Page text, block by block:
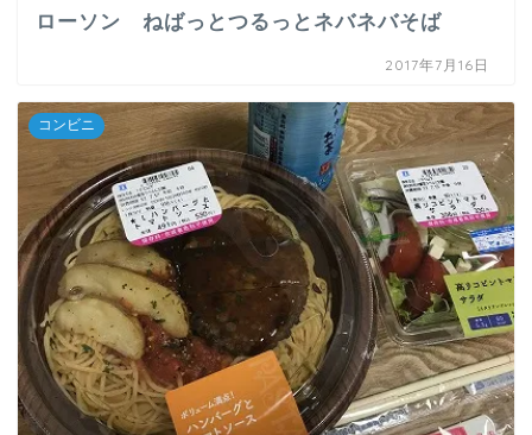
ローソン ねばっとつるっとネバネバそば
2017年7月16日
コンビニ